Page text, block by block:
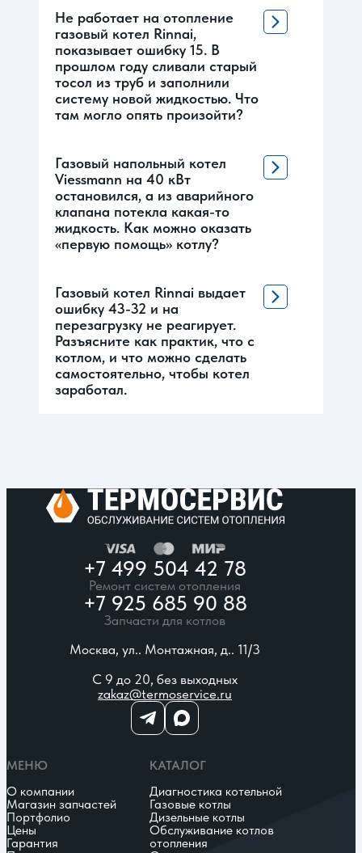
Не работает на отопление
газовый котел Rinnai,
показывает ошибку 15. В
прошлом году сливали старый
тосол из труб и заполнили
систему новой жидкостью. Что
там могло опять произойти?
Газовый напольный котел
Viessmann на 40 кВт
остановился, а из аварийного
клапана потекла какая-то
жидкость. Как можно оказать
«первую помощь» котлу?
Газовый котел Rinnai выдает
ошибку 43-32 и на
перезагрузку не реагирует.
Разъясните как практик, что с
котлом, и что можно сделать
самостоятельно, чтобы котел
заработал.
+7 499 504 42 78
Ремонт систем отопления
+7 925 685 90 88
Запчасти для котлов
Москва, ул.. Монтажная, д.. 11/3
С 9 до 20, без выходных
zakaz@termoservice.ru
МЕНЮ
О компании
Магазин запчастей
Портфолио
Цены
Гарантия
КАТАЛОГ
Диагностика котельной
Газовые котлы
Дизельные котлы
Обслуживание котлов
отопления